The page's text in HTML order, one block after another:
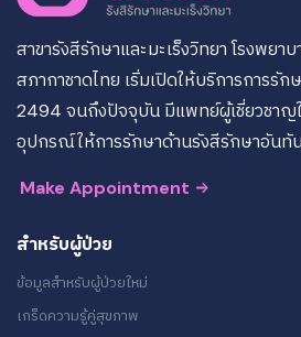
สาขารังสีรักษาและมะเร็งวิทยา โรงพย
สภากาชาดไทย เริ่มเปิดให้บริการการรัก
2494 จนถึงปัจจุบัน มีแพทย์ผู้เชี่ยวชาญ
อุปกรณ์ให้การรักษาด้านรังสีรักษาอันทั
Make Appointment
สำหรับผู้ป่วย
ข้อมูลสำหรับผู้ป่วยใหม่
เกร็ดความรู้คู่สุขภาพ